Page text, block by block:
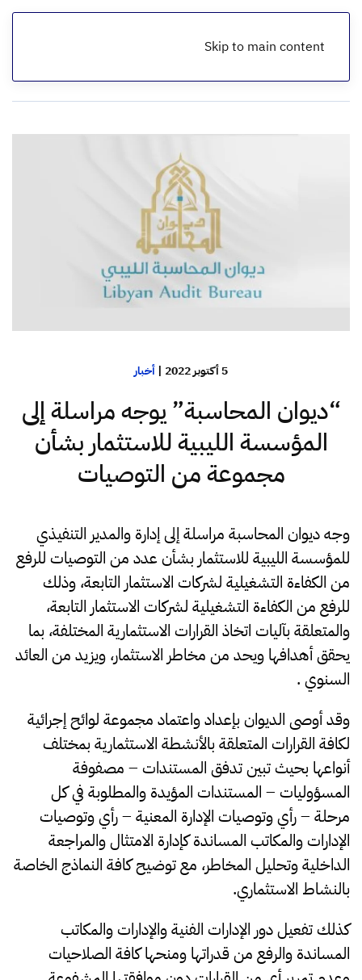
Skip to main content
الرئيسية
5 أكتوبر 2022 | أخبار
“ديوان المحاسبة” يوجه مراسلة إلى
المؤسسة الليبية للاستثمار بشأن
مجموعة من التوصيات
وجه ديوان المحاسبة مراسلة إلى إدارة والمدير التنفيذي
للمؤسسة الليبية للاستثمار بشأن عدد من التوصيات للرفع
من الكفاءة التشغيلية لشركات الاستثمار التابعة، وذلك
للرفع من الكفاءة التشغيلية لشركات الاستثمار التابعة،
والمتعلقة بآليات اتخاذ القرارات الاستثمارية المختلفة، بما
يحقق أهدافها ويحد من مخاطر الاستثمار، ويزيد من العائد
السنوي .
وقد أوصى الديوان بإعداد واعتماد مجموعة لوائح إجرائية
لكافة القرارات المتعلقة بالأنشطة الاستثمارية بمختلف
أنواعها بحيث تبين تدفق المستندات – مصفوفة
المسؤوليات – المستندات المؤيدة والمطلوبة في كل
مرحلة – رأي وتوصيات الإدارة المعنية – رأي وتوصيات
الإدارات والمكاتب المساندة كإدارة الامتثال والمراجعة
الداخلية وتحليل المخاطر، مع توضيح كافة النماذج الخاصة
بالنشاط الاستثماري.
كذلك تفعيل دور الإدارات الفنية والإدارات والمكاتب
المساندة والرفع من قدراتها ومنحها كافة الصلاحيات